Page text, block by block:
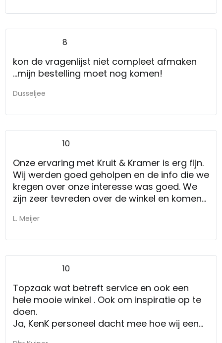
8
kon de vragenlijst niet compleet afmaken
...mijn bestelling moet nog komen!
Dusseljee
10
Onze ervaring met Kruit & Kramer is erg fijn.
Wij werden goed geholpen en de info die we
kregen over onze interesse was goed. We
zijn zeer tevreden over de winkel en komen
L. Meijer
10
Topzaak wat betreft service en ook een
hele mooie winkel . Ook om inspiratie op te
doen.
Ja, KenK personeel dacht mee hoe wij een